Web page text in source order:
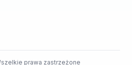
prawa zastrzeżone